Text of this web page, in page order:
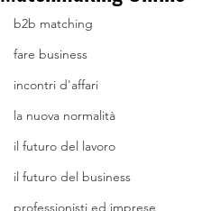
b2b matching
fare business
incontri d'affari
la nuova normalità
il futuro del lavoro
il futuro del business
professionisti ed imprese